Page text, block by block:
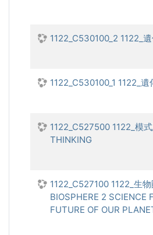
1122_C530100_2 1122_
1122_C530100_1 1122_
1122_C527500 1122_模
THINKING
1122_C527100 1122_生
BIOSPHERE 2 SCIENCE
FUTURE OF OUR